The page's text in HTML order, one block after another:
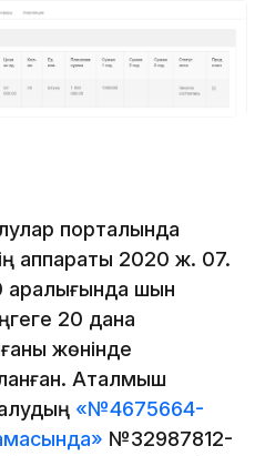
порталында
аппараты 2020 ж. 07.
аралығында шын
20 дана
жөнінде
Аталмыш
«№4675664-
№32987812-